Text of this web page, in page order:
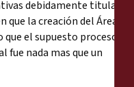
debidamente tituladas.
que la creación del Área
el supuesto proceso de
nada mas que un